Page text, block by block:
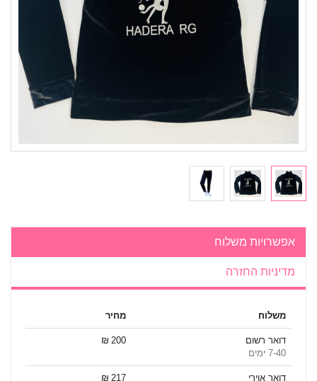
אפשרויות משלוח
מדיניות החזרה
משלוח מחיר
דואר רשום
7-40 ימים
200 ₪
דואר אוירי
217 ₪